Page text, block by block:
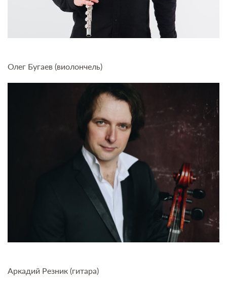
Олег Бугаев (виолончель)
Аркадий Резник (гитара)